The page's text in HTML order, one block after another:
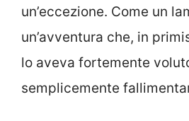
un’eccezione. Come un
un’avventura che, in
lo aveva fortemente
semplicemente